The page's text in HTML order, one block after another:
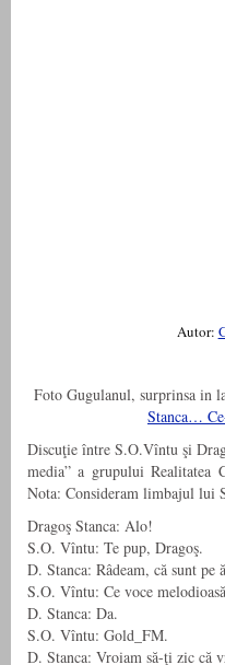
Autor:
Foto Gugulanul, surprinsa in
Stanca…
Discuţie între S.O.Vîntu şi
media” a grupului Realitatea
Nota: Consideram limbajul lui
Dragoş Stanca: Alo!
S.O. Vîntu: Te pup, Dragoş.
D. Stanca: Râdeam, că sunt pe
S.O. Vîntu: Ce voce
D. Stanca: Da.
S.O. Vîntu: Gold_FM.
D. Stanca: Vroiam să-ţi zic că